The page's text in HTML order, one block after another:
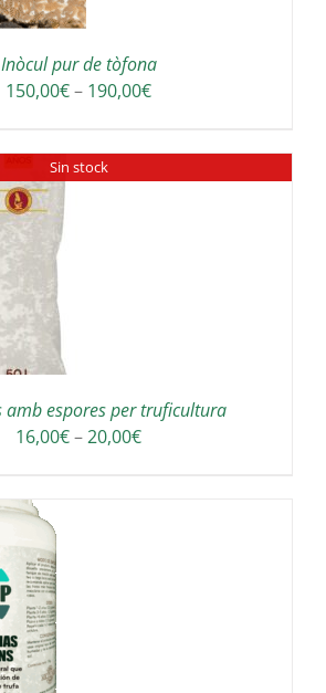
Inòcul pur de tòfona
150,00€– 190,00€Interval
Sin stock
amb espores per truficultura
16,00€–20,00€Interval